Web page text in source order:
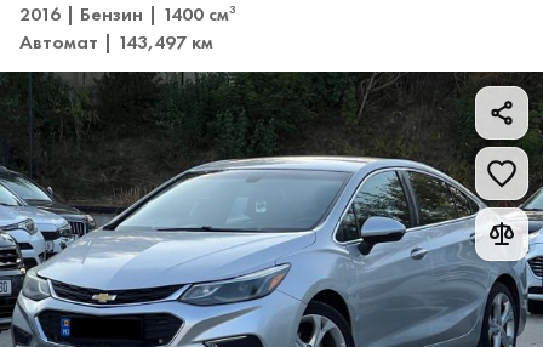
2016 | Бензин | 1400 см3
Автомат | 143,497 км